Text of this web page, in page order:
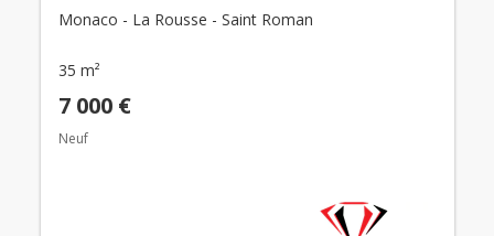
Monaco - La Rousse - Saint Roman
35 m²
7 000 €
Neuf